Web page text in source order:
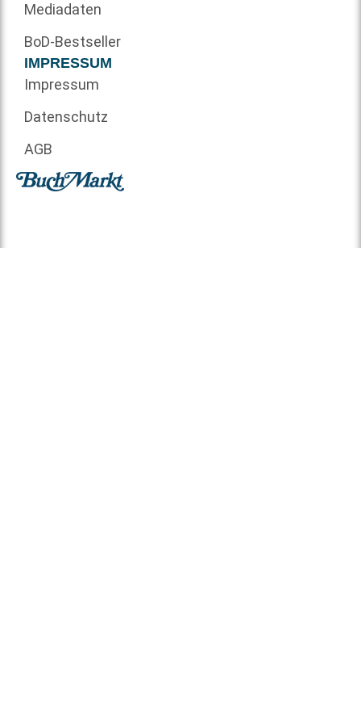
Mediadaten
BoD-Bestseller
IMPRESSUM
Impressum
Datenschutz
AGB